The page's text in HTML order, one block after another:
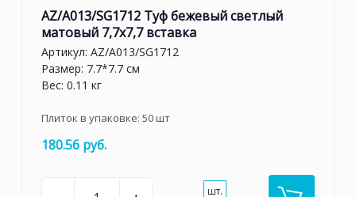
AZ/A013/SG1712 Туф бежевый светлый
матовый 7,7х7,7 вставка
Артикул: AZ/A013/SG1712
Размер: 7.7*7.7 см
Вес: 0.11 кг
Плиток в упаковке: 50шт
180.56 руб.
шт.